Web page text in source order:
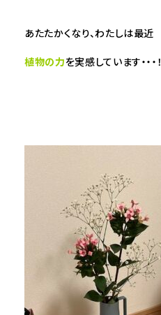
あたたかくなり、わたしは最近
植物の力を実感しています・・・！